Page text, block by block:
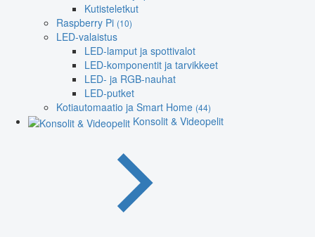
Kutisteletkut
Raspberry Pi (10)
LED-valaistus
LED-lamput ja spottivalot
LED-komponentit ja tarvikkeet
LED- ja RGB-nauhat
LED-putket
Kotiautomaatio ja Smart Home (44)
Konsolit & Videopelit